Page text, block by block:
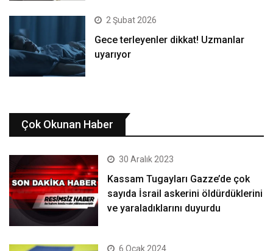
2 Şubat 2026
Gece terleyenler dikkat! Uzmanlar
uyarıyor
Çok Okunan Haber
30 Aralık 2023
Kassam Tugayları Gazze’de çok
sayıda İsrail askerini öldürdüklerini
ve yaraladıklarını duyurdu
6 Ocak 2024